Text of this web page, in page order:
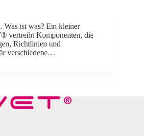
ist was? Ein kleiner
vertreibt Komponenten, die
Richtlinien und
verschiedene…